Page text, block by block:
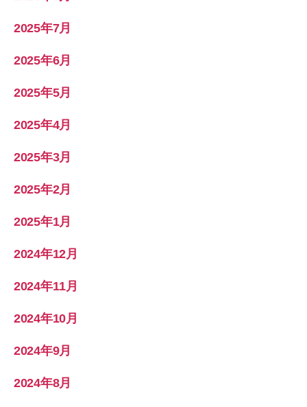
2025年7月
2025年6月
2025年5月
2025年4月
2025年3月
2025年2月
2025年1月
2024年12月
2024年11月
2024年10月
2024年9月
2024年8月